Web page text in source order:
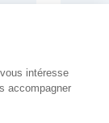
intéresse
accompagner